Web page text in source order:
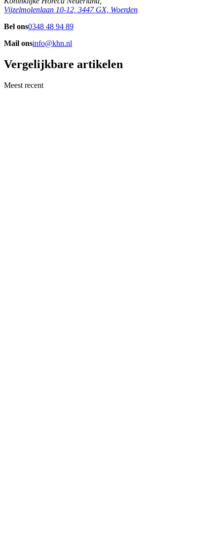
Vijzelmolenlaan 10-12, 3447 GX, Woerden
Bel ons0348 48 94 89
Mail onsinfo@khn.nl
Vergelijkbare artikelen
Meest recent